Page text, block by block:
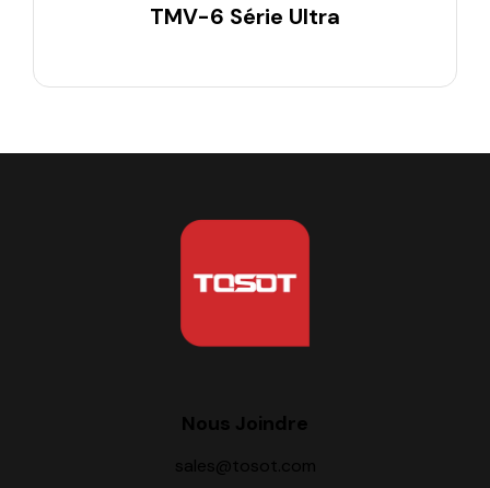
TMV-6 Série Ultra
Nous Joindre
sales@tosot.com